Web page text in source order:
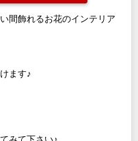
間飾れるお花のインテリア
ます♪